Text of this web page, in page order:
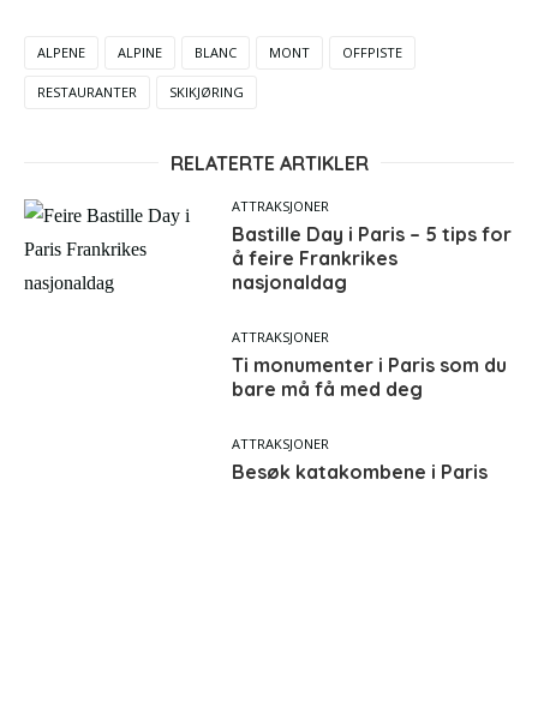
ALPENE ALPINE BLANC MONT OFFPISTE
RESTAURANTER SKIKJØRING
RELATERTE ARTIKLER
ATTRAKSJONER
Bastille Day i Paris – 5 tips for
å feire Frankrikes
nasjonaldag
ATTRAKSJONER
Ti monumenter i Paris som du
bare må få med deg
ATTRAKSJONER
Besøk katakombene i Paris